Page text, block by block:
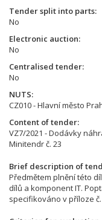
Tender split into parts
No
Electronic auction
No
Centralised tender
No
NUTS
CZ010 - Hlavní město
Content of tender
VZ7/2021 - Dodávky
Minitendr č. 23
Brief description of
Předmětem plnění této
dílů a komponent IT.
specifikováno v příloze